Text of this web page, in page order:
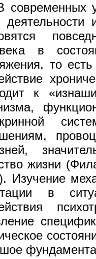
современных
деятельности
в
то
к
жизни
Изучение
в